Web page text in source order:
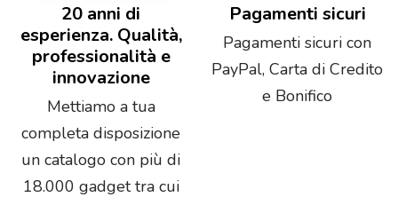
20 anni di
esperienza. Qualità,
professionalità e
innovazione
Mettiamo a tua
completa disposizione
un catalogo con più di
18.000 gadget tra cui
Pagamenti sicuri
Pagamenti sicuri con
PayPal, Carta di Credito
e Bonifico